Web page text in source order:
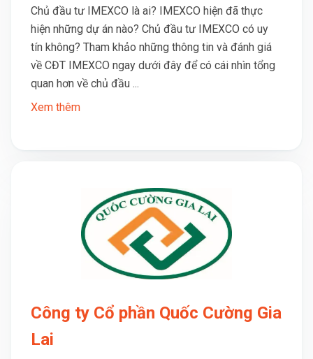
Chủ đầu tư IMEXCO là ai? IMEXCO hiện đã thực
hiện những dự án nào? Chủ đầu tư IMEXCO có uy
tín không? Tham khảo những thông tin và đánh giá
về CĐT IMEXCO ngay dưới đây để có cái nhìn tổng
quan hơn về chủ đầu ...
Xem thêm
Công ty Cổ phần Quốc Cường Gia
Lai